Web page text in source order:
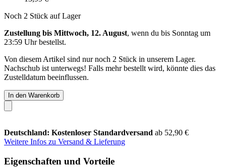
Noch 2 Stück auf Lager
Zustellung bis Mittwoch, 12. August, wenn du bis Sonntag um
23:59 Uhrbestellst.
Von diesem Artikel sind nur noch 2 Stück in unserem Lager.
Nachschub ist unterwegs! Falls mehr bestellt wird, könnte dies das
Zustelldatum beeinflussen.
In den Warenkorb
Deutschland: Kostenloser Standardversand ab 52,90 €
Weitere Infos zu Versand & Lieferung
Eigenschaften und Vorteile